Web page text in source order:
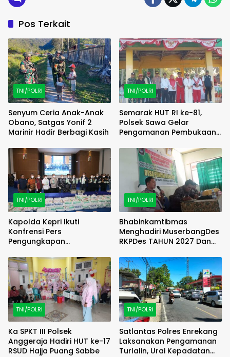
Pos Terkait
TNI/POLRI
Senyum Ceria Anak-Anak
Obano, Satgas Yonif 2
Marinir Hadir Berbagi Kasih
TNI/POLRI
Semarak HUT RI ke-81,
Polsek Sawa Gelar
Pengamanan Pembukaan
Tingkat Kecamatan
TNI/POLRI
Kapolda Kepri Ikuti
Konfrensi Pers
Pengungkapan
Ketamine di Perairan
Batam
TNI/POLRI
Bhabinkamtibmas
Menghadiri MuserbangDes
RKPDes TAHUN 2027 Dan
Puncak Harapan
TNI/POLRI
Ka SPKT III Polsek
Anggeraja Hadiri HUT ke-17
RSUD Hajja Puang Sabbe
TNI/POLRI
Satlantas Polres Enrekang
Laksanakan Pengamanan
Turlalin, Urai Kepadatan